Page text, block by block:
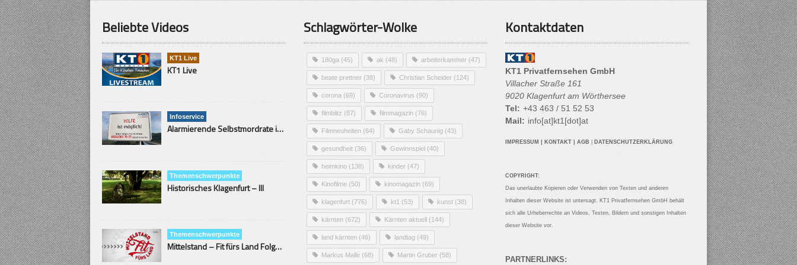
Beliebte Videos
KT1 Live
KT1 Live
Infoservice
Alarmierende Selbstmordrate in Kärnten
Themenschwerpunkte
Historisches Klagenfurt – III
Themenschwerpunkte
Mittelstand – Fit fürs Land Folge 9- Konditor
Schlagwörter-Wolke
180ga (45) ak (48) arbeiterkammer (47)
beate prettner (38) Christian Scheider (124)
corona (69) Coronavirus (90)
filmblitz (87) filmmagazin (76)
Filmneuheiten (64) Gaby Schaunig (43)
gesundheit (36) Gewinnspiel (40)
heimkino (138) kinder (47)
Kinofilme (50) kinomagazin (69)
klagenfurt (776) kt1 (53) kunst (38)
kärnten (672) Kärnten aktuell (144)
land kärnten (46) landtag (49)
Markus Malle (68) Martin Gruber (58)
Kontaktdaten
KT1 Privatfernsehen GmbH
Villacher Straße 161
9020 Klagenfurt am Wörthersee
Tel: +43 463 / 51 52 53
Mail: info[at]kt1[dot]at
IMPRESSUM KONTAKT AGB DATENSCHUTZERKLÄRUNG
COPYRIGHT:
Das unerlaubte Kopieren oder Verwenden von Texten und anderen
Inhalten dieser Website ist untersagt. KT1 Privatfernsehen GmbH behält
sich alle Urheberrechte an Videos, Texten, Bildern und sonstigen Inhalten
dieser Website vor.
PARTNERLINKS: